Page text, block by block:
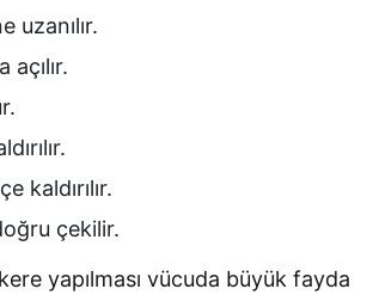
uzanılır.
kaldırılır.
çekilir.
yapılması vücuda büyük fayda